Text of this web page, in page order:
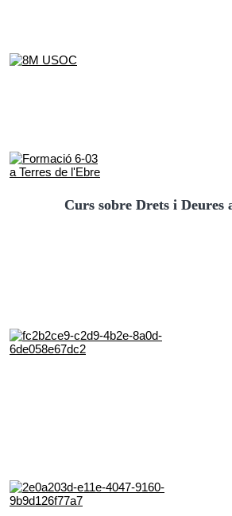
Curs sobre Drets i Deures